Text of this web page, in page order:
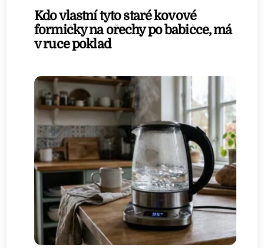
Kdo vlastní tyto staré kovové
formičky na ořechy po babičce, má
v ruce poklad